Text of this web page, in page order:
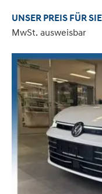
UNSER PREIS FÜR
MwSt. ausweisbar